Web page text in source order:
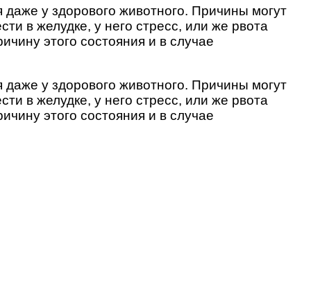
у здорового животного. Причины могут
в желудке, у него стресс, или же рвота
этого состояния и в случае
у здорового животного. Причины могут
в желудке, у него стресс, или же рвота
этого состояния и в случае